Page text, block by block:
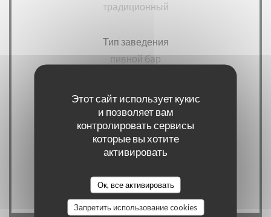
Этот сайт использует кукис
и позволяет вам
контролировать сервисы
которые вы хотите
активировать
Ок, все активировать
Запретить использование cookies
традиционный
Тип заведения
пивной бар
Мероприятия, 100% доступ для людей с
ограниченной мобильностью, терраса
виза